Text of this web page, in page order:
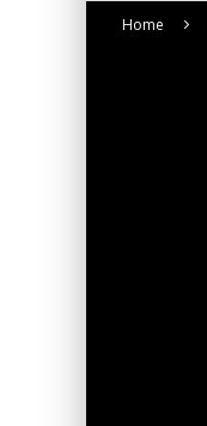
Home